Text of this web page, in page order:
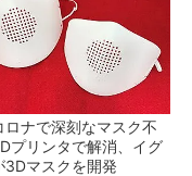
ロナで深刻なマスク不
プリンタで解消、イグ
3Dマスクを開発